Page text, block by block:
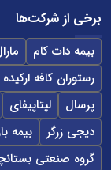
برخی از شرکت‌ها
بیمه دات کام
رستوران کافه ارکیده
پرسال
لپتاپیفای
دیجی زرگر
بیمه
گروه صنعتی